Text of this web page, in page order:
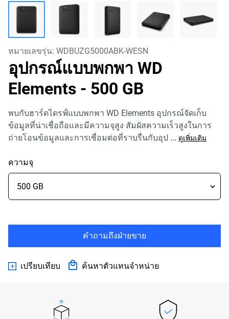
หมายเลขรุ่น: WDBUZG5000ABK-WESN
อุปกรณ์แบบพกพา WD
Elements - 500 GB
พบกับฮาร์ดไดรฟ์แบบพกพา WD Elements อุปกรณ์จัดเก็บ
ข้อมูลที่น่าเชื่อถือและมีความจุสูง สัมผัสความเร็วสูงในการ
ถ่ายโอนข้อมูลและการเชื่อมต่อที่ราบรื่นกับอุป ... ดูเพิ่มเติม
ความจุ
คำถามถึงฝ่ายขาย
เปรียบเทียบ ค้นหาตัวแทนจำหน่าย